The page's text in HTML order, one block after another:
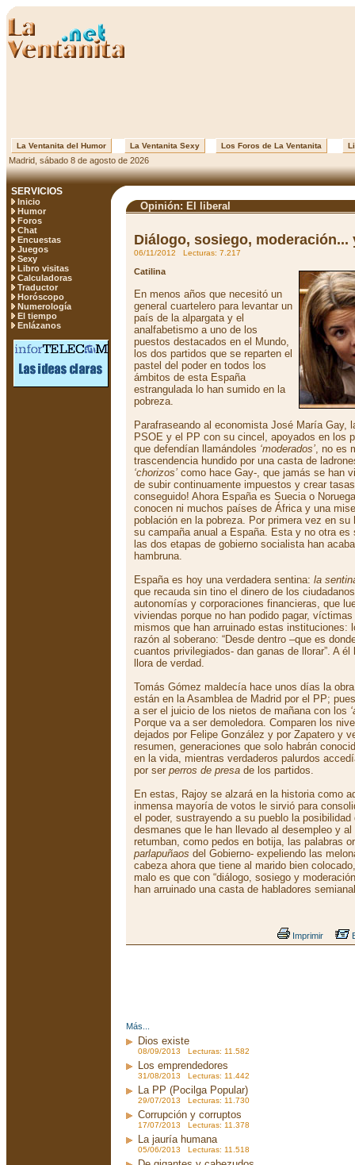
La Ventanita del Humor La Ventanita Sexy Los Foros de La Ventanita
Madrid, sábado 8 de agosto de 2026
SERVICIOS
Inicio
Humor
Foros
Chat
Encuestas
Juegos
Sexy
Libro visitas
Calculadoras
Traductor
Horóscopo
Numerología
El tiempo
Enlázanos
Opinión: El liberal
Diálogo, sosiego, moderación...
06/11/2012 Lecturas: 7.217
Catilina
En menos años que necesitó un
general cuartelero para levantar un
país de la alpargata y el
analfabetismo a uno de los
puestos destacados en el Mundo,
los dos partidos que se reparten el
pastel del poder en todos los
ámbitos de esta España
estrangulada lo han sumido en la
pobreza.
Parafraseando al economista José María Gay,
PSOE y el PP con su cincel, apoyados en los
que defendían llamándoles ‘moderados’, no es
trascendencia hundido por una casta de
‘chorizos’ como hace Gay-, que jamás se han
de subir continuamente impuestos y crear
conseguido! Ahora España es Suecia o
conocen ni muchos países de África y una
población en la pobreza. Por primera vez en
su campaña anual a España. Esta y no otra
las dos etapas de gobierno socialista han
hambruna.
España es hoy una verdadera sentina: la
que recauda sin tino el dinero de los
autonomías y corporaciones financieras, que
viviendas porque no han podido pagar,
mismos que han arruinado estas instituciones:
razón al soberano: “Desde dentro –que es
cuantos privilegiados- dan ganas de llorar”. A
llora de verdad.
Tomás Gómez maldecía hace unos días la
están en la Asamblea de Madrid por el PP;
a ser el juicio de los nietos de mañana con los
Porque va a ser demoledora. Comparen los
dejados por Felipe González y por Zapatero y
resumen, generaciones que solo habrán
en la vida, mientras verdaderos palurdos
por ser perros de presa de los partidos.
En estas, Rajoy se alzará en la historia como
inmensa mayoría de votos le sirvió para
el poder, sustrayendo a su pueblo la
desmanes que le han llevado al desempleo y
retumban, como pedos en botija, las palabras
parlapuñaos del Gobierno- expeliendo las
cabeza ahora que tiene al marido bien
malo es que con “diálogo, sosiego y
han arruinado una casta de habladores
Imprimir
Más...
Dios existe
08/09/2013 Lecturas: 11.582
Los emprendedores
31/08/2013 Lecturas: 11.442
La PP (Pocilga Popular)
29/07/2013 Lecturas: 11.730
Corrupción y corruptos
17/07/2013 Lecturas: 11.378
La jauría humana
05/06/2013 Lecturas: 11.518